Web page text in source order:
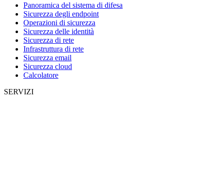
Panoramica del sistema di difesa
Sicurezza degli endpoint
Operazioni di sicurezza
Sicurezza delle identità
Sicurezza di rete
Infrastruttura di rete
Sicurezza email
Sicurezza cloud
Calcolatore
SERVIZI